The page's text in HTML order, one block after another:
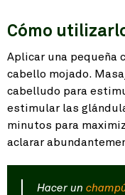
Cómo
Aplicar una pequeña
cabello mojado.
cabelludo para
estimular las
minutos para
aclarar
Hacer un